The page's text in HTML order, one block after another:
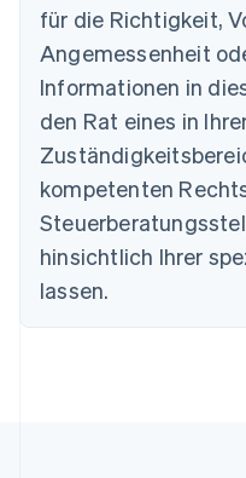
für die Richtigkeit,
Angemessenheit
Informationen in
den Rat eines in
kompetenten
hinsichtlich Ihrer
lassen.
Brasilien
English
Bulgarien
English
Dänemark
Deutschland
DeutschEnglish
Estland
English
Festlandchina
简体中文
EnglishSvenska